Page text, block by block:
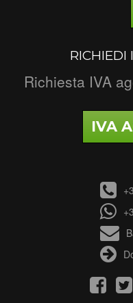
RICHIEDI
Richiesta IVA
IVA